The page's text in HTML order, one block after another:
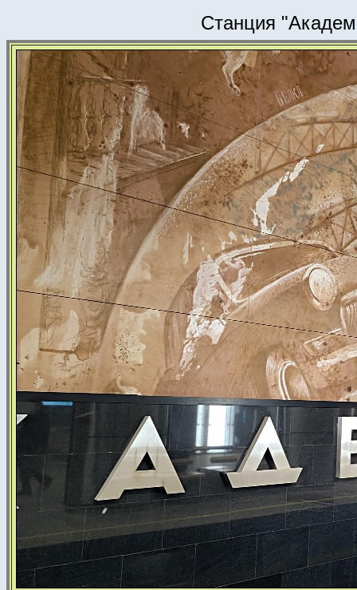
Станция